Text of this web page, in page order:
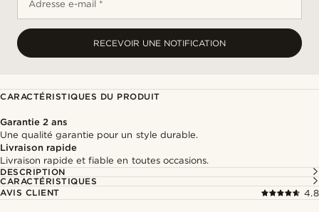
Adresse e-mail *
RECEVOIR UNE NOTIFICATION
CARACTÉRISTIQUES DU PRODUIT
Garantie 2 ans
Une qualité garantie pour un style durable.
Livraison rapide
Livraison rapide et fiable en toutes occasions.
DESCRIPTION
CARACTÉRISTIQUES
AVIS CLIENT
4.8